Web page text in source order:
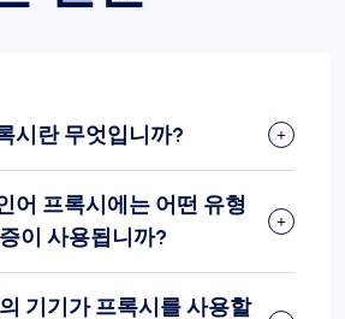
시란 무엇입니까?
어 프록시에는 어떤 유형
이 사용됩니까?
기기가 프록시를 사용할